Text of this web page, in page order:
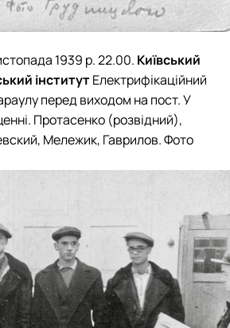
1939 р. 22.00. Київський
інститутЕлектрифікаційний
перед виходом на пост. У
Протасенко (розвідний),
Мележик, Гаврилов. Фото